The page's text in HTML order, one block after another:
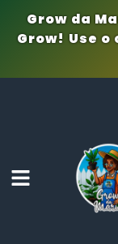
Grow da
Grow! Use o